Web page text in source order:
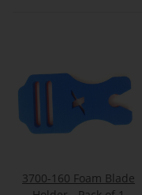
3700-160 Foam Blade